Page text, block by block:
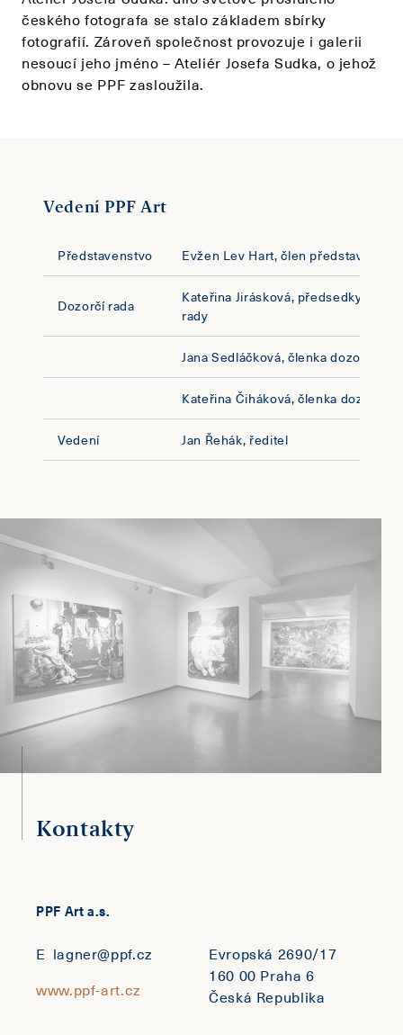
českého fotografa se stalo základem sbírky
fotografií. Zároveň společnost provozuje i galerii
nesoucí jeho jméno – Ateliér Josefa Sudka, o jehož
obnovu se PPF zasloužila.
Vedení PPF Art
Představenstvo Evžen Lev Hart, člen představenstva
Dozorčí rada
Kateřina Jirásková, předsedkyně
rady
Jana Sedláčková, členka dozorčí
Kateřina Čiháková, členka dozorčí
Vedení Jan Řehák, ředitel
Kontakty
PPF Art a.s.
E lagner@ppf.cz
www.ppf-art.cz
Evropská 2690/17
160 00 Praha 6
Česká Republika